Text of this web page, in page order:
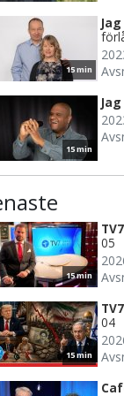
15 min
15 min
15 min
05
15 min
04